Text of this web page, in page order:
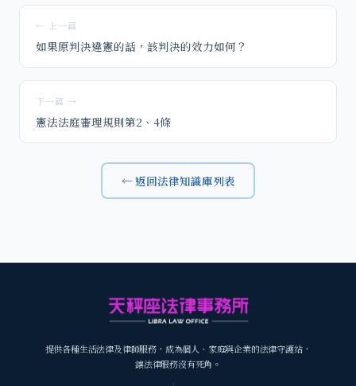
← 上一篇
如果原判決違憲的話，該判決的效力如何？
下一篇 →
憲法法庭審理規則第2、4條
← 返回法律知識庫列表
提供各種生活法律及律師服務，成為個人、家庭與企業的法律守護站，
讓法律服務沒有死角。